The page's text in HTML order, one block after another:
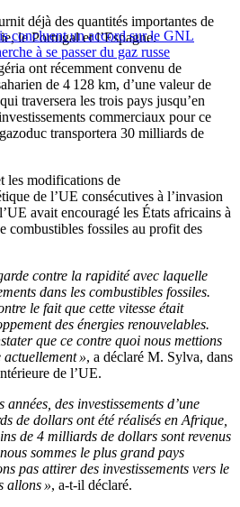
concluent un accord sur le GNL
à se passer du gaz russe
déjà des quantités importantes de
le Portugal et l’Espagne.
ont récemment convenu de
de 4 128 km, d’une valeur de
traversera les trois pays jusqu’en
commerciaux pour ce
transportera 30 milliards de
les modifications de
de l’UE consécutives à l’invasion
avait encouragé les États africains à
combustibles fossiles au profit des
contre la rapidité avec laquelle
dans les combustibles fossiles.
le fait que cette vitesse était
des énergies renouvelables.
que ce contre quoi nous mettions
actuellement », a déclaré M. Sylva, dans
de l’UE.
des investissements d’une
de dollars ont été réalisés en Afrique,
de 4 milliards de dollars sont revenus
sommes le plus grand pays
pas attirer des investissements vers le
allons », a-t-il déclaré.